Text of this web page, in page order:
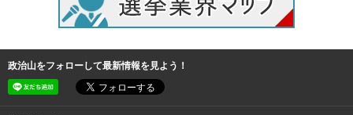
政治山をフォローして最新情報を見よう！